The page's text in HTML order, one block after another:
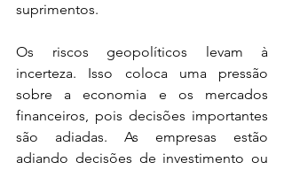
suprimentos.
Os riscos geopolíticos levam à
incerteza. Isso coloca uma pressão
sobre a economia e os mercados
financeiros, pois decisões importantes
são adiadas. As empresas estão
adiando decisões de investimento ou